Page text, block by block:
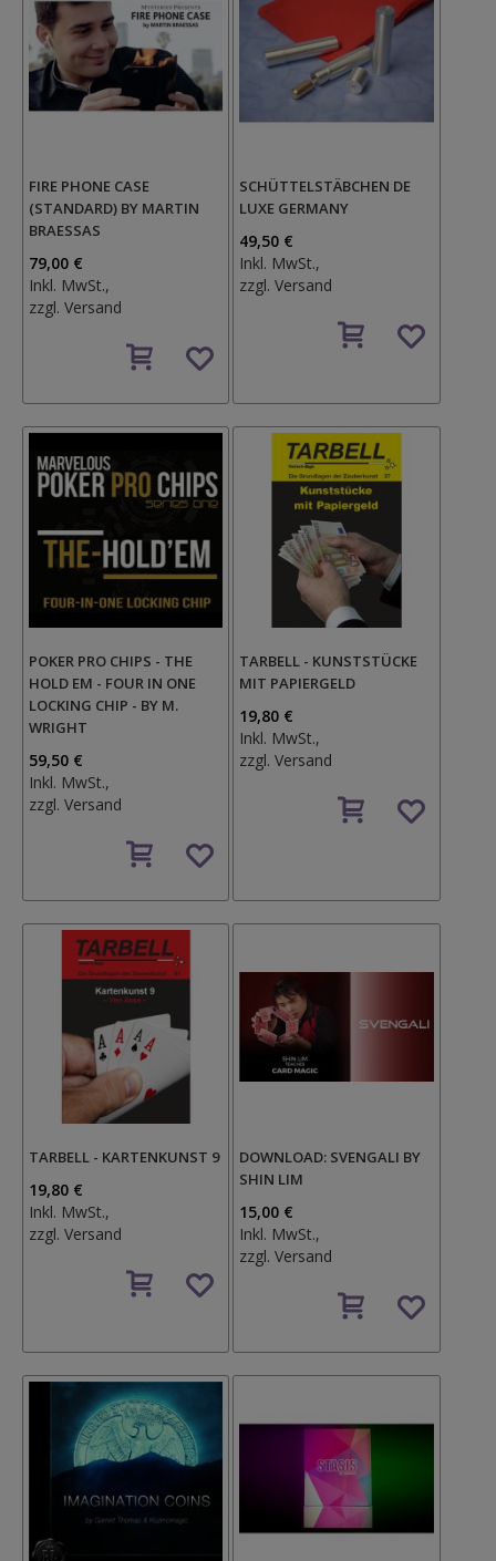
FIRE PHONE CASE
(STANDARD) BY MARTIN
BRAESSAS
79,00 €
Inkl. MwSt.,
zzgl. Versand
den
SCHÜTTELSTÄBCHEN DE
LUXE GERMANY
49,50 €
Inkl. MwSt.,
zzgl.Versand
den
POKER PRO CHIPS - THE
HOLD EM - FOUR IN ONE
LOCKING CHIP - BY M.
WRIGHT
59,50 €
Inkl. MwSt.,
zzgl. Versand
den
TARBELL - KUNSTSTÜCKE
MIT PAPIERGELD
19,80 €
Inkl. MwSt.,
zzgl.Versand
den
TARBELL - KARTENKUNST 9
19,80 €
Inkl. MwSt.,
zzgl. Versand
den
DOWNLOAD: SVENGALI BY
SHIN LIM
15,00 €
Inkl. MwSt.,
zzgl.Versand
den